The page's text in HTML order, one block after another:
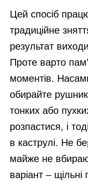
Цей спосіб
традиційне
результат
Проте варто
моментів.
обирайте
тонких або
розпастися, і
в каструлі. Не
майже не
варіант – щільні